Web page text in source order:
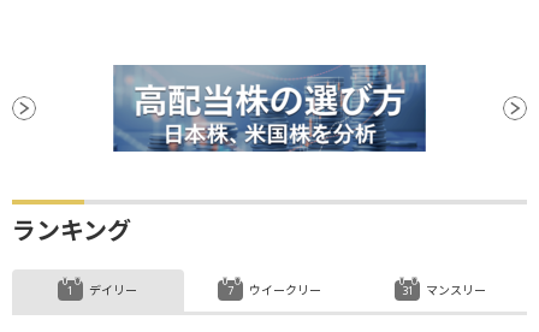
ランキング
デイリー ウイークリー マンスリー